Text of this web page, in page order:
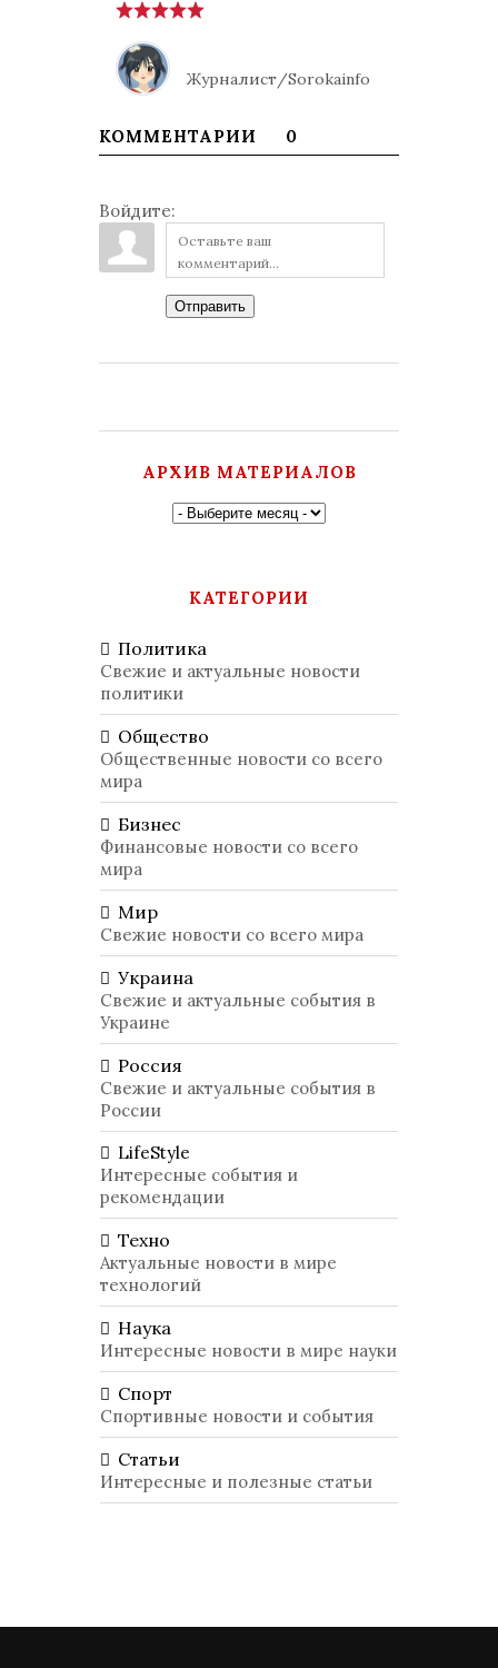
Журналист/Sorokainfo
КОММЕНТАРИИ 0
Войдите:
Отправить
АРХИВ МАТЕРИАЛОВ
КАТЕГОРИИ
Политика
Свежие и актуальные новости
политики
Общество
Общественные новости со всего
мира
Бизнес
Финансовые новости со всего
мира
Мир
Свежие новости со всего мира
Украина
Свежие и актуальные события в
Украине
Россия
Свежие и актуальные события в
России
LifeStyle
Интересные события и
рекомендации
Техно
Актуальные новости в мире
технологий
Наука
Интересные новости в мире науки
Спорт
Спортивные новости и события
Статьи
Интересные и полезные статьи